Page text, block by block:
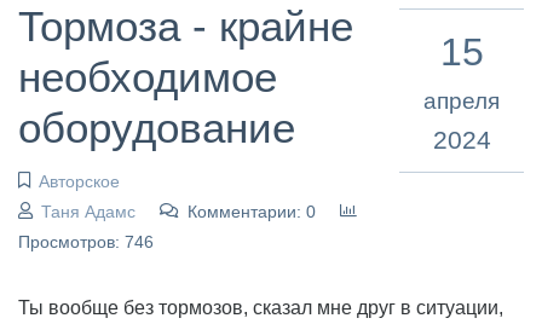
Тормоза - крайне
необходимое
оборудование
Авторское
Таня Адамс
Комментарии: 0
Просмотров: 746
15
апреля
2024
Ты вообще без тормозов, сказал мне друг в ситуации,